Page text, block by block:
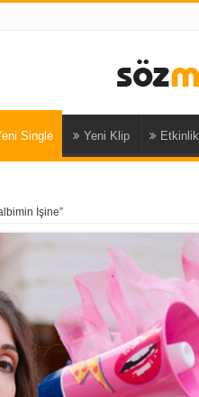
Single Yeni Klip Etkinlik
İşine”